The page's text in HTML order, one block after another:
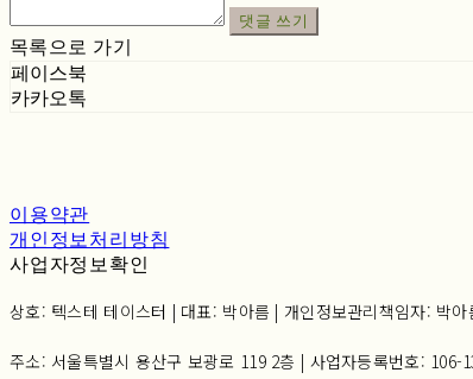
댓글 쓰기
목록으로 가기
페이스북
카카오톡
이용약관
개인정보처리방침
사업자정보확인
상호: 텍스테 테이스터 | 대표: 박아름 | 개인정보관리책임자: 박
주소: 서울특별시 용산구 보광로 119 2층 | 사업자등록번호: 106-